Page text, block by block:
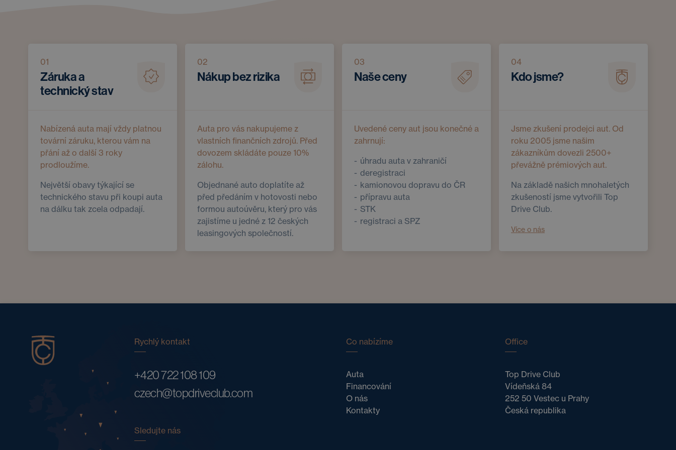
01
Záruka a
technický stav
Nabízená auta mají vždy platnou
tovární záruku, kterou vám na
přání až o další 3 roky
prodloužíme.
Největší obavy týkající se
technického stavu při koupi auta
na dálku tak zcela odpadají.
02
Nákup bez rizika
Auta pro vás nakupujeme z
vlastních finančních zdrojů. Před
dovozem skládáte pouze 10%
zálohu.
Objednané auto doplatíte až
před předáním v hotovosti nebo
formou autoúvěru, který pro vás
zajistíme u jedné z 12 českých
leasingových společností.
03
Naše ceny
Uvedené ceny aut jsou konečné a
zahrnují:
úhradu auta v zahraničí
deregistraci
kamionovou dopravu do ČR
přípravu auta
STK
registraci a SPZ
04
Kdo jsme?
Jsme zkušení prodejci aut. Od
roku 2005 jsme našim
zákazníkům dovezli 2500+
převážně prémiových aut.
Na základě našich mnohaletých
zkušeností jsme vytvořili Top
Drive Club.
Více o nás
Rychlý kontakt
+420 722 108 109
czech@topdriveclub.com
Sledujte nás
Co nabízíme
Auta
Financování
O nás
Kontakty
Office
Top Drive Club
Vídeňská 84
252 50 Vestec u Prahy
Česká republika